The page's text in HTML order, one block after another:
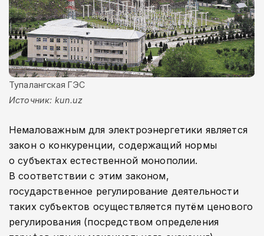
Тупалангская ГЭС
Источник: kun.uz
Немаловажным для электроэнергетики является
закон о конкуренции, содержащий нормы
о субъектах естественной монополии.
В соответствии с этим законом,
государственное регулирование деятельности
таких субъектов осуществляется путём ценового
регулирования (посредством определения